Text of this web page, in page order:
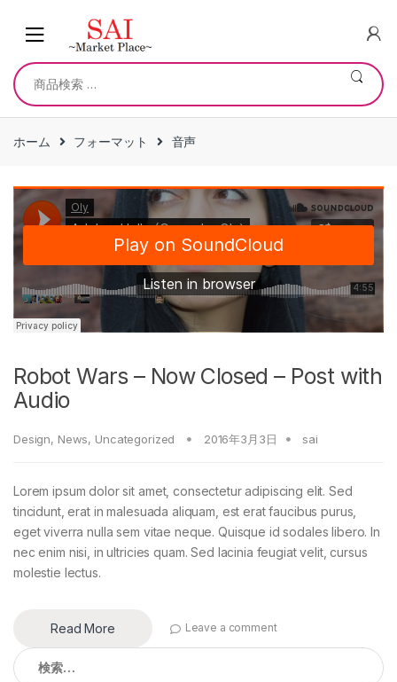
検
索
対
象:
ホーム
フォーマット 音声
Robot Wars – Now Closed – Post with
Audio
Design, News, Uncategorized 2016年3月3日 sai
Lorem ipsum dolor sit amet, consectetur adipiscing elit. Sed
tincidunt, erat in malesuada aliquam, est erat faucibus purus,
eget viverra nulla sem vitae neque. Quisque id sodales libero. In
nec enim nisi, in ultricies quam. Sed lacinia feugiat velit, cursus
molestie lectus.
Read More Leave a comment
検
索: